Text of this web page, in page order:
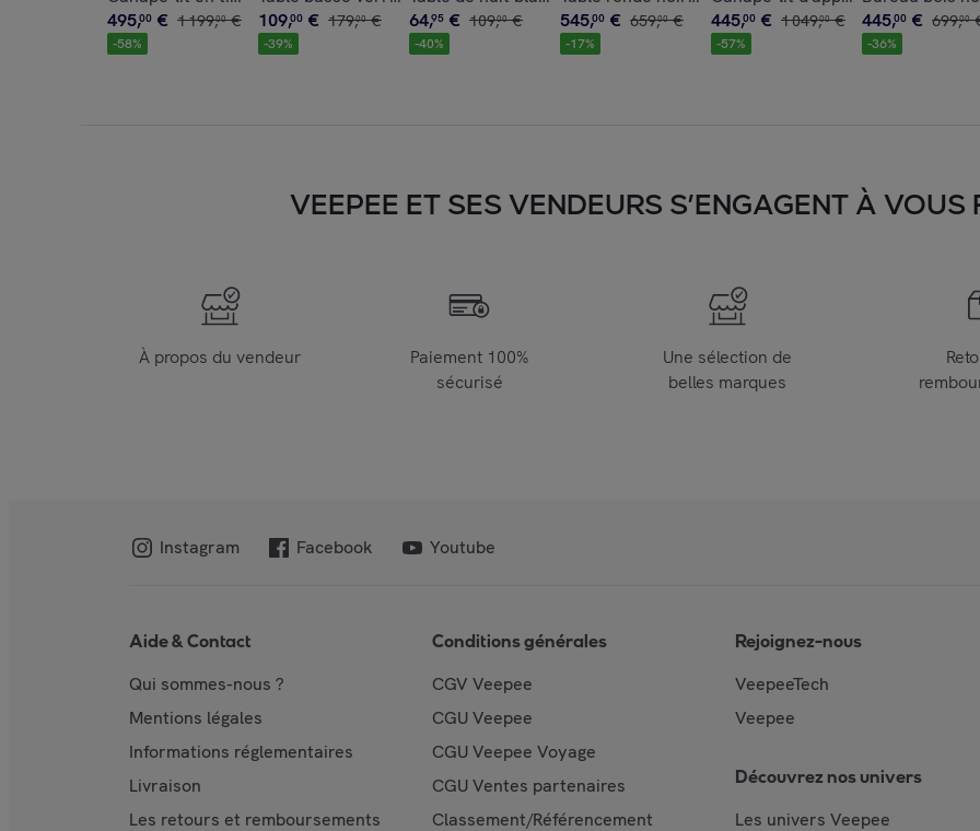
495,00 € 1199,00 €
-58%
109,00 € 179,00 €
-39%
64,95 € 109,00 €
-40%
545,00 € 659,00 €
-17%
445,00 € 1049,00 €
-57%
445,00 € 699,00
-36%
VEEPEE ET SES VENDEURS S’ENGAGENT À VOUS
À propos du vendeur
Paiement 100%
sécurisé
Une sélection de
belles marques
Instagram Facebook Youtube
Aide & Contact
Qui sommes-nous ?
Mentions légales
Informations réglementaires
Livraison
Les retours et remboursements
Conditions générales
CGV Veepee
CGU Veepee
CGU Veepee Voyage
CGU Ventes partenaires
Classement/Référencement
Rejoignez-nous
VeepeeTech
Veepee
Découvrez nos univers
Les univers Veepee